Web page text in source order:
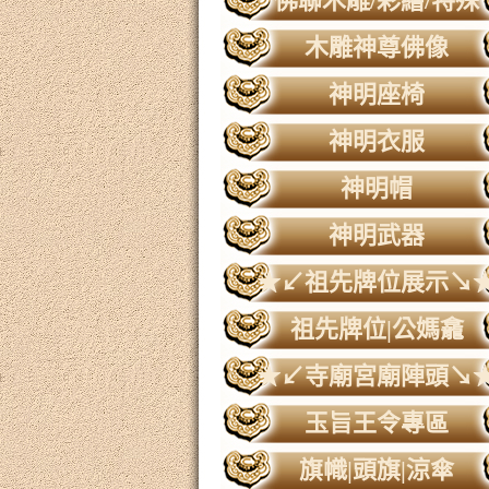
木雕神尊佛像
神明座椅
神明衣服
神明帽
神明武器
★↙祖先牌位展示
祖先牌位|公媽龕
★↙寺廟宮廟陣頭
玉旨王令專區
旗幟|頭旗|涼傘